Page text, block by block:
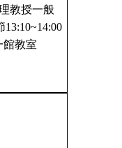
教授一般
13:10~14:00
館教室